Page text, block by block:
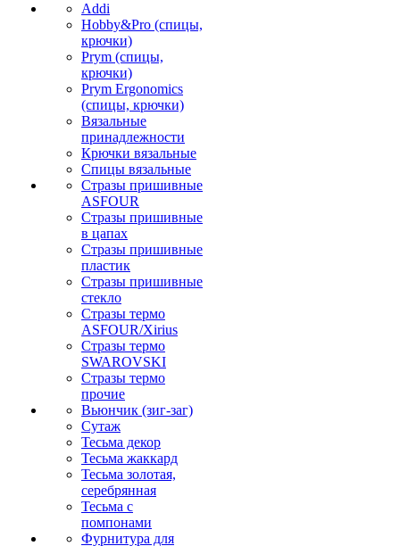
Addi
Hobby&Pro (спицы,
крючки)
Prym (спицы,
крючки)
Prym Ergonomics
(спицы, крючки)
Вязальные
принадлежности
Крючки вязальные
Спицы вязальные
Стразы пришивные
ASFOUR
Стразы пришивные
в цапах
Стразы пришивные
пластик
Стразы пришивные
стекло
Стразы термо
ASFOUR/Xirius
Стразы термо
SWAROVSKI
Стразы термо
прочие
Вьюнчик (зиг-заг)
Сутаж
Тесьма декор
Тесьма жаккард
Тесьма золотая,
серебрянная
Тесьма с
помпонами
Фурнитура для